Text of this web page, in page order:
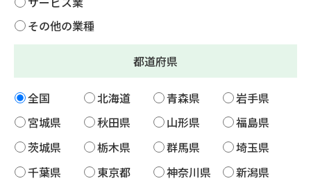
その他の業種
都道府県
全国 北海道 青森県
岩手県
宮城県
秋田県 山形県
福島県
茨城県
栃木県 群馬県
埼玉県
千葉県
東京都 神奈川県
新潟県